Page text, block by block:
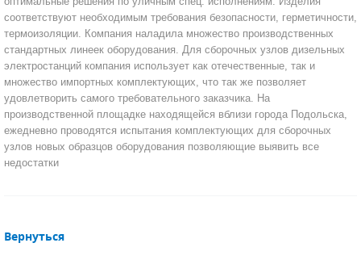
соответствуют необходимым требования безопасности, герметичности,
термоизоляции. Компания наладила множество производственных
стандартных линеек оборудования. Для сборочных узлов дизельных
электростанций компания использует как отечественные, так и
множество импортных комплектующих, что так же позволяет
удовлетворить самого требовательного заказчика. На
производственной площадке находящейся вблизи города Подольска,
ежедневно проводятся испытания комплектующих для сборочных
узлов новых образцов оборудования позволяющие выявить все
недостатки
Вернуться
САДОВАЯ ТЕХНИКА
ЧИЛЛЕРЫ
КОНТЕЙНЕРЫ ДЛЯ ОБОРУДОВАНИЯ
КАНАЛИЗАЦИОННЫЕ НАСОСЫ
БЕНЗИНОВЫЕ МОТОПОМПЫ
ДИЗЕЛЬНЫЕ МОТОПОМПЫ
ТАЛИ И ТЕЛЬФЕРЫ
ОСВЕТИТЕЛЬНЫЕ МАЧТЫ
ЛЕНТОЧНОПИЛЬНЫЕ СТАНКИ
КОНТРОЛЛЕРЫ (БЛОКИ УПРАВЛЕНИЯ)
ПРЕДОХРАНИТЕЛЬНЫЕ КЛАПАНЫ
ВПУСКНЫЕ КЛАПАНЫ
ОБРАТНЫЕ КЛАПАНЫ
ДАТЧИКИ